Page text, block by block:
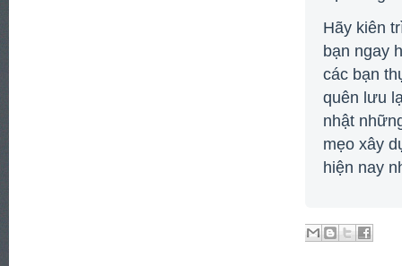
Hãy kiên
bạn ngay
các bạn
quên lưu
nhật
mẹo xây
hiện nay